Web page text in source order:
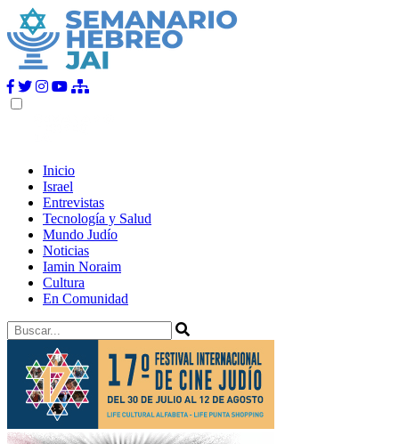
Inicio
Israel
Entrevistas
Tecnología y Salud
Mundo Judío
Noticias
Iamin Noraim
Cultura
En Comunidad